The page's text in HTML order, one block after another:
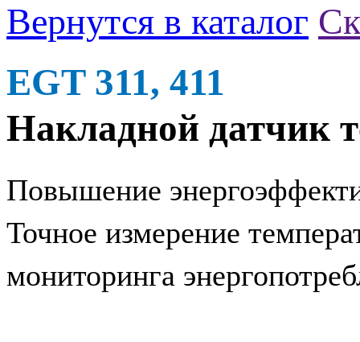
Вернутся в каталог
EGT 311, 411
Накладной датчик
Повышение
Точное измерение
мониторинга